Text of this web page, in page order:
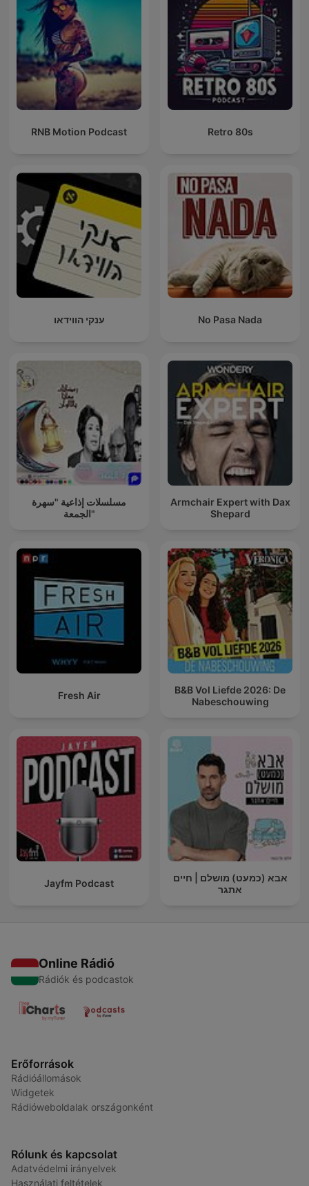
RNB Motion Podcast Retro 80s
ענקי הווידאו No Pasa Nada
مسلسلات إذاعية "سهرة
الجمعة"
Armchair Expert with Dax
Shepard
Fresh Air
B&B Vol Liefde 2026: De
Nabeschouwing
Jayfm Podcast
אבא (כמעט) מושלם | חיים
אתגר
Online Rádió
Rádiók és podcastok
Erőforrások
Rádióállomások
Widgetek
Rádióweboldalak országonként
Rólunk és kapcsolat
Adatvédelmi irányelvek
Használati feltételek